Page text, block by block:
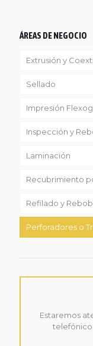
ÁREAS DE NEGOCIO
Extrusión y
Linea Reciclaje
Sellado
Impresión
Inspección y
Laminación
Recubrimiento
Refilado y
Perforadores o
Estaremos
telefónico